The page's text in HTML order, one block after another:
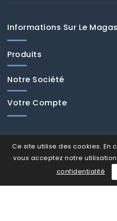
Informations Sur Le
Produits
Notre Société
Votre Compte
Ce site utilise des cookies. En
vous acceptez notre
confidentialité
©